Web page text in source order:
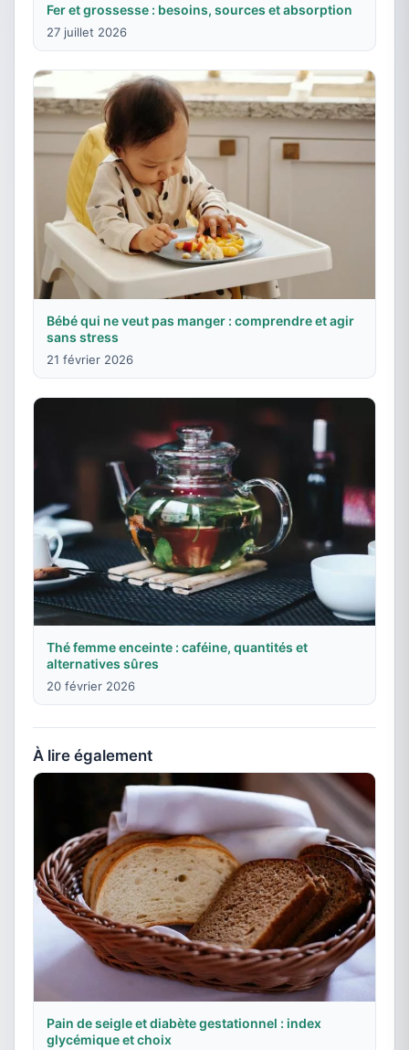
Fer et grossesse : besoins, sources et absorption
27 juillet 2026
Bébé qui ne veut pas manger : comprendre et agir
sans stress
21 février 2026
Thé femme enceinte : caféine, quantités et
alternatives sûres
20 février 2026
À lire également
Pain de seigle et diabète gestationnel : index
glycémique et choix